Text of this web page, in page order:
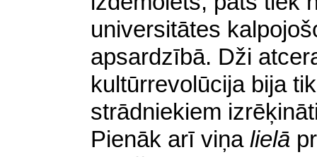
universitātes
apsardzībā. Dži
kultūrrevolūcija bija
strādniekiem
Pienāk arī viņa lielā